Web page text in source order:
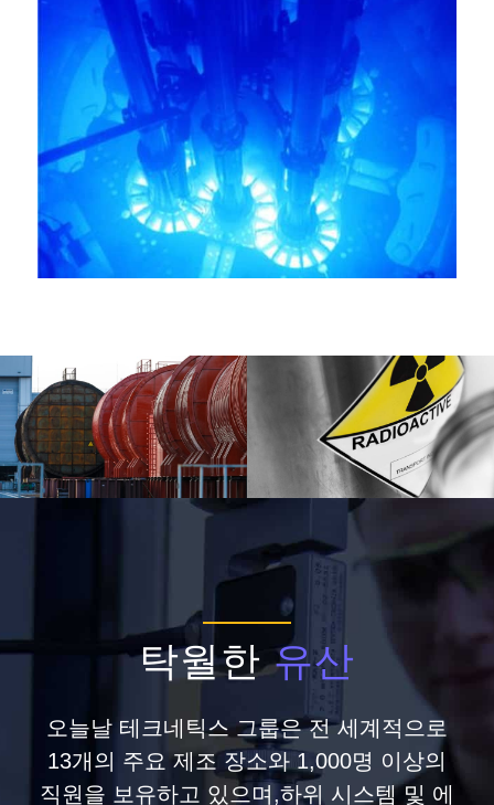
탁월한유산
오늘날 테크네틱스 그룹은 전 세계적으로
13개의 주요 제조 장소와 1,000명 이상의
직원을 보유하고 있으며,하위 시스템 및 에